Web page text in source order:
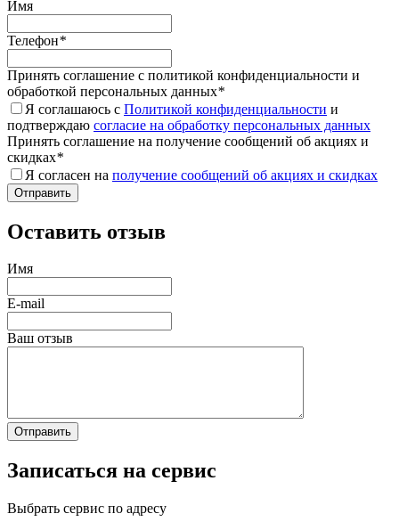
Имя
Телефон*
Принять соглашение с политикой конфиденциальности и
обработкой персональных данных*
Я соглашаюсь с Политикой конфиденциальности и
подтверждаю согласие на обработку персональных данных
Принять соглашение на получение сообщений об акциях и
скидках*
Я согласен на получение сообщений об акциях и скидках
Оставить отзыв
Имя
E-mail
Ваш отзыв
Записаться на сервис
Выбрать сервис по адресу